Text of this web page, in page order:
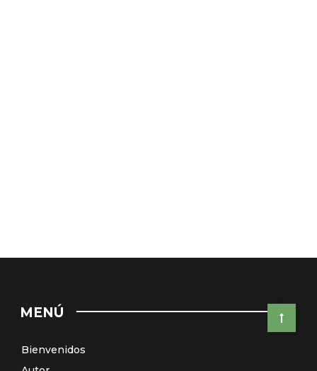
MENÚ
Bienvenidos